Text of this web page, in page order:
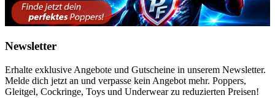
Newsletter
Erhalte exklusive Angebote und Gutscheine in unserem Newsletter.
Melde dich jetzt an und verpasse kein Angebot mehr. Poppers,
Gleitgel, Cockringe, Toys und Underwear zu reduzierten Preisen!